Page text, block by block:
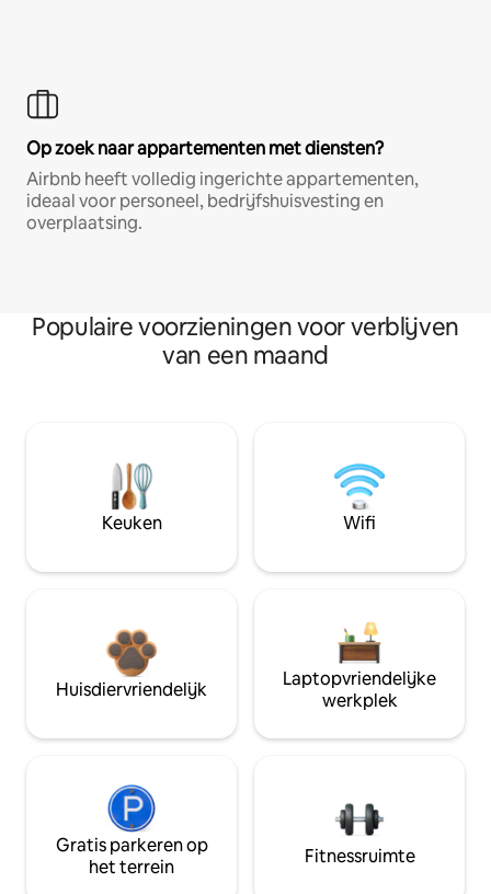
Op zoek naar appartementen met diensten?
Airbnb heeft volledig ingerichte appartementen,
ideaal voor personeel, bedrijfshuisvesting en
overplaatsing.
Populaire voorzieningen voor verblijven
van een maand
Keuken Wifi
Huisdiervriendelijk
Laptopvriendelijke
werkplek
Gratis parkeren op
het terrein
Fitnessruimte